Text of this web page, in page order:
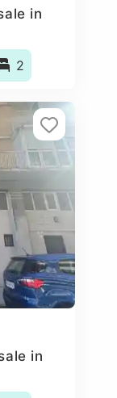
in
2
in